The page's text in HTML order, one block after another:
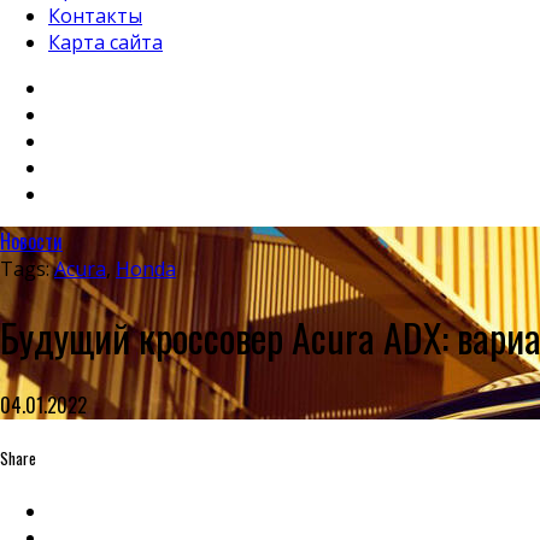
Контакты
Карта сайта
Новости
Tags:Acura, Honda
Будущий кроссовер Acura ADX:
04.01.2022
Share